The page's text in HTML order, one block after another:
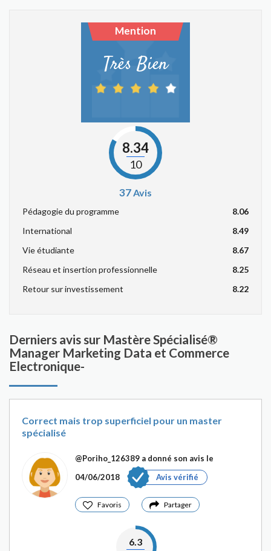
Mention
Très Bien
8.34
10
37Avis
Pédagogie du programme
8.06
International
8.49
Vie étudiante
8.67
Réseau et insertion professionnelle
8.25
Retour sur investissement
8.22
Derniers avis sur Mastère Spécialisé®
Manager Marketing Data et Commerce
Electronique-
Correct mais trop superficiel pour un master
spécialisé
@Poriho_126389 a donné son avis le
04/06/2018
Avis vérifié
Favoris Partager
6.3